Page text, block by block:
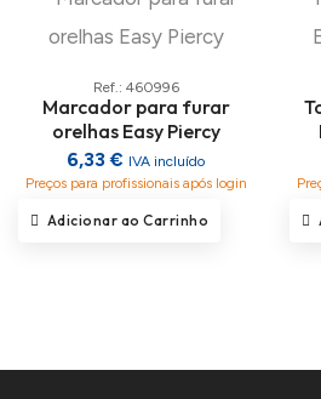
Ref.: 460996
Marcador para furar
orelhas Easy Piercy
6,33 € IVA incluído
Preços para profissionais após login
Adicionar ao Carrinho